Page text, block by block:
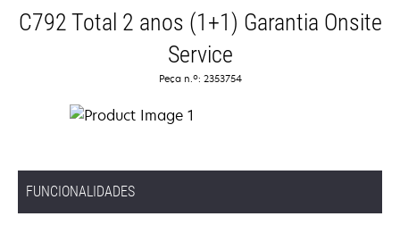
C792 Total 2 anos (1+1) Garantia Onsite
Service
Peça n.º: 2353754
FUNCIONALIDADES